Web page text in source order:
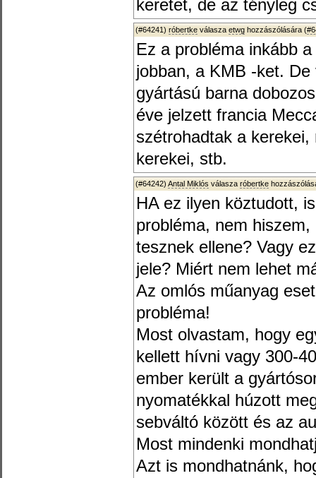
keretet, de az tényleg
(#64241) róbertke válasza etwg hozzászólására (
Ez a probléma inkább
jobban, a KMB -ket.
gyártású barna
éve jelzett francia
szétrohadtak a
kerekei, stb.
(#64242) Antal Miklós válasza róbertke
HA ez ilyen köztudott,
probléma, nem
tesznek ellene? Vagy
jele? Miért nem lehet
Az omlós műanyag
probléma!
Most olvastam, hogy
kellett hívni vagy 300-
ember került a
nyomatékkal húzott
sebváltó között és az
Most mindenki
Azt is mondhatnánk,